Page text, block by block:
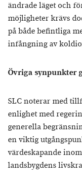
ändrade läget och
möjligheter krävs
på både befintliga
infångning av
Övriga synpunkter
SLC noterar med
enlighet med
generella
en viktig
värdeskapande
landsbygdens